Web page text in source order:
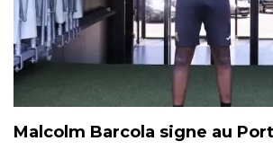
Malcolm Barcola signe au